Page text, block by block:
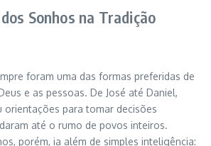
Sonhos na Tradição
foram uma das formas preferidas de
e as pessoas. De José até Daniel,
orientações para tomar decisões
até o rumo de povos inteiros.
porém, ia além de simples inteligência: